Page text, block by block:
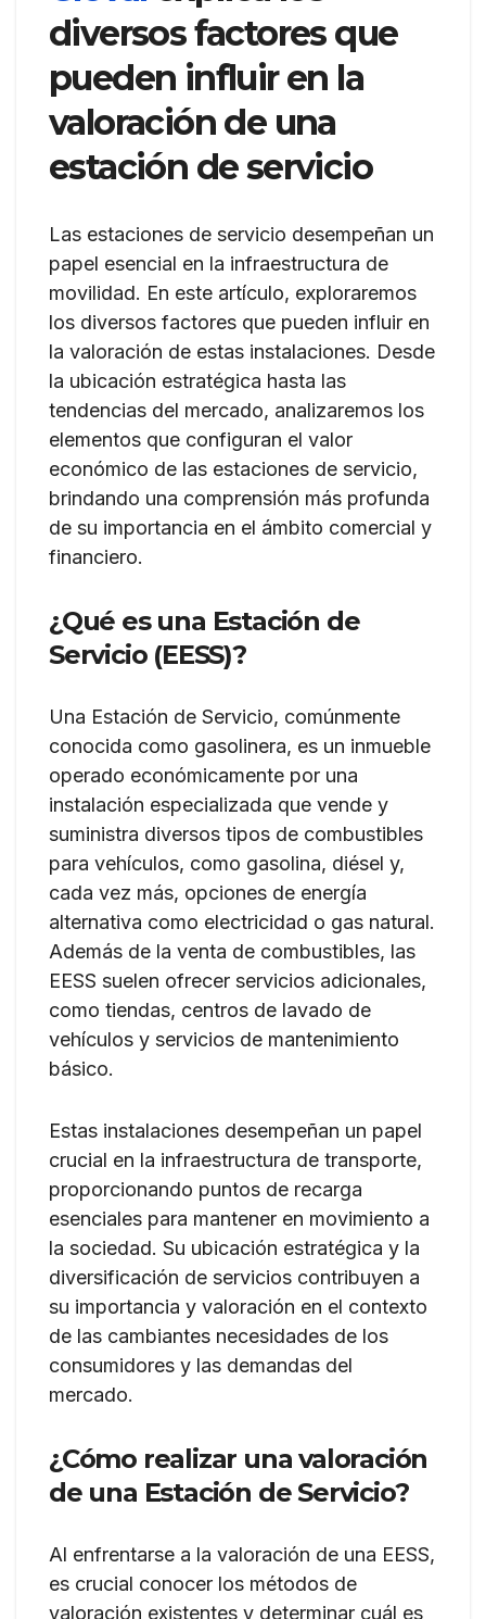
diversos factores que
pueden influir en la
valoración de una
estación de servicio
Las estaciones de servicio desempeñan un
papel esencial en la infraestructura de
movilidad. En este artículo, exploraremos
los diversos factores que pueden influir en
la valoración de estas instalaciones. Desde
la ubicación estratégica hasta las
tendencias del mercado, analizaremos los
elementos que configuran el valor
económico de las estaciones de servicio,
brindando una comprensión más profunda
de su importancia en el ámbito comercial y
financiero.
¿Qué es una Estación de
Servicio (EESS)?
Una Estación de Servicio, comúnmente
conocida como gasolinera, es un inmueble
operado económicamente por una
instalación especializada que vende y
suministra diversos tipos de combustibles
para vehículos, como gasolina, diésel y,
cada vez más, opciones de energía
alternativa como electricidad o gas natural.
Además de la venta de combustibles, las
EESS suelen ofrecer servicios adicionales,
como tiendas, centros de lavado de
vehículos y servicios de mantenimiento
básico.
Estas instalaciones desempeñan un papel
crucial en la infraestructura de transporte,
proporcionando puntos de recarga
esenciales para mantener en movimiento a
la sociedad. Su ubicación estratégica y la
diversificación de servicios contribuyen a
su importancia y valoración en el contexto
de las cambiantes necesidades de los
consumidores y las demandas del
mercado.
¿Cómo realizar una valoración
de una Estación de Servicio?
Al enfrentarse a la valoración de una EESS,
es crucial conocer los métodos de
valoración existentes y determinar cuál es